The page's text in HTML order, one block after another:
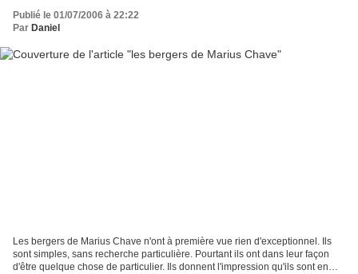
Publié le 01/07/2006 à 22:22
Par Daniel
Les bergers de Marius Chave n'ont à première vue rien d'exceptionnel. Ils
sont simples, sans recherche particulière. Pourtant ils ont dans leur façon
d'être quelque chose de particulier. Ils donnent l'impression qu'ils sont en